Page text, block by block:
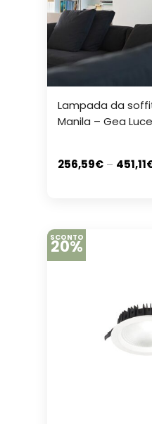
Lampada da
Manila – Gea Luce
256,59€ – 451,11
SCONTO
20%